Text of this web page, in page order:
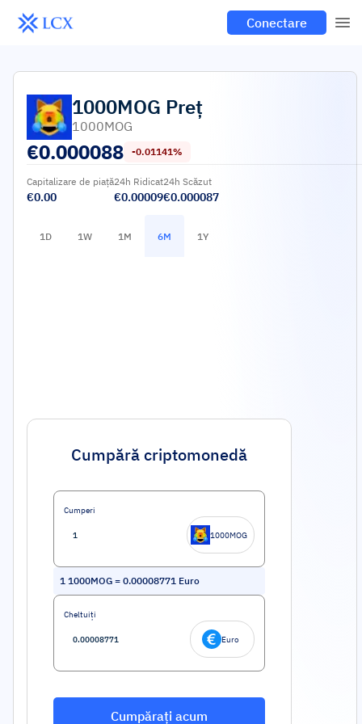
Conectare
1000MOG Preț
1000MOG
€0.000088 -0.01141%
Capitalizare de piață
€0.00
24h Ridicat
€0.00009
24h Scăzut
€0.000087
1D 1W 1M 6M 1Y
Cumpără criptomonedă
Cumperi
1000MOG
1 1000MOG = 0.00008771 Euro
Cheltuiți
Euro
Cumpărați acum